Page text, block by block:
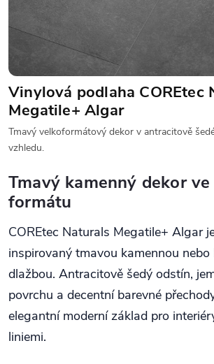
Vinylová podlaha COREtec
Megatile+ Algar
Tmavý velkoformátový dekor v antracitově
vzhledu.
Tmavý kamenný dekor
formátu
COREtec Naturals Megatile+ Algar
inspirovaný tmavou kamennou nebo
dlažbou. Antracitově šedý odstín,
povrchu a decentní barevné
elegantní moderní základ pro
liniemi.